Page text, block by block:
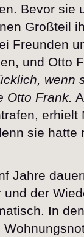
Bevor sie
Großteil
Freunden
und Otto
wenn
Otto Frank.
sie hatte
Jahre
und der
In